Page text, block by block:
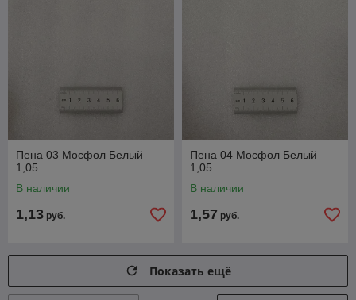
Пена 03 Мосфол Белый
1,05
В наличии
1,13 руб.
Пена 04 Мосфол Белый
1,05
В наличии
1,57 руб.
Показать ещё